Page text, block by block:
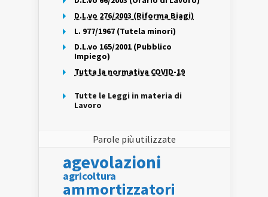
D.L.vo 276/2003 (Riforma Biagi)
L. 977/1967 (Tutela minori)
D.L.vo 165/2001 (Pubblico
Impiego)
Tutta la normativa COVID-19
Tutte le Leggi in materia di
Lavoro
Parole più utilizzate
agevolazioni
agricoltura
ammortizzatori